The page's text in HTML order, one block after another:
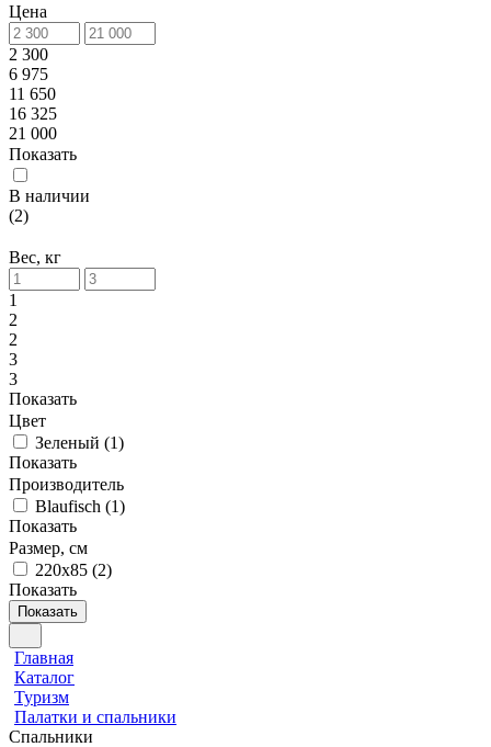
Цена
2 300
6 975
11 650
16 325
21 000
Показать
В наличии
(2)
Вес, кг
1
2
2
3
3
Показать
Цвет
Зеленый (1)
Показать
Производитель
Blaufisch (1)
Показать
Размер, см
220х85 (2)
Показать
Показать
Главная
Каталог
Туризм
Палатки и спальники
Спальники